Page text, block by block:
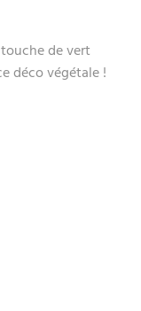
de vert
déco végétale !